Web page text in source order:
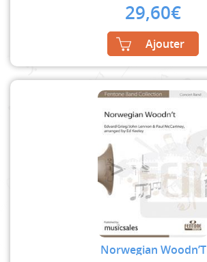
29,60€
Ajouter
Norwegian Woodn’T